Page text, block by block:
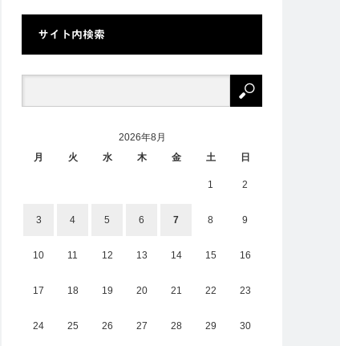
サイト内検索
2026年8月
月
火 水 木 金 土 日
1 2
3 4 5 6 7 8 9
10 11 12 13 14 15 16
17 18 19 20 21 22 23
24 25 26 27 28 29 30